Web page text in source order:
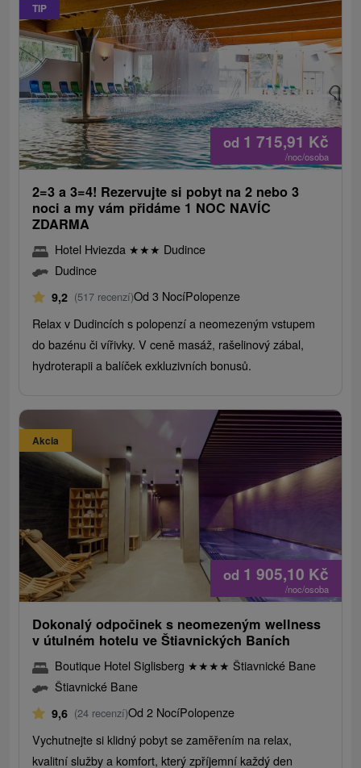
TIP
od 1 715,91 Kč
/noc/osoba
2=3 a 3=4! Rezervujte si pobyt na 2 nebo 3
noci a my vám přidáme 1 NOC NAVÍC
ZDARMA
Hotel Hviezda ★★★ Dudince
Dudince
9,2 (517 recenzí)Od 3 NocíPolopenze
Relax v Dudincích s polopenzí a neomezeným vstupem
do bazénu či vířivky. V ceně masáž, rašelinový zábal,
hydroterapii a balíček exkluzivních bonusů.
Akcia
od 1 905,10 Kč
/noc/osoba
Dokonalý odpočinek s neomezeným wellness
v útulném hotelu ve Štiavnických Baních
Boutique Hotel Siglisberg ★★★★ Štiavnické Bane
Štiavnické Bane
9,6 (24 recenzí)Od 2 NocíPolopenze
Vychutnejte si klidný pobyt se zaměřením na relax,
kvalitní služby a komfort, který zpříjemní každý den